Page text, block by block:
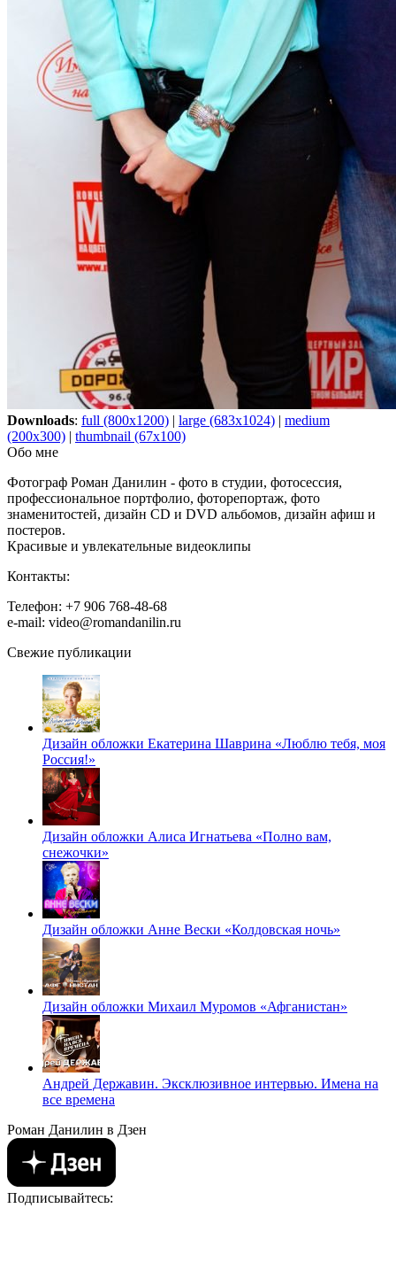
Downloads: full (800x1200) | large (683x1024) | medium
(200x300) | thumbnail (67x100)
Обо мне
Фотограф Роман Данилин - фото в студии, фотосессия,
профессиональное портфолио, фоторепортаж, фото
знаменитостей, дизайн CD и DVD альбомов, дизайн афиш и
постеров.
Красивые и увлекательные видеоклипы
Контакты:
Телефон: +7 906 768-48-68
e-mail: video@romandanilin.ru
Свежие публикации
Дизайн обложки Екатерина Шаврина «Люблю тебя, моя
Россия!»
Дизайн обложки Алиса Игнатьева «Полно вам,
снежочки»
Дизайн обложки Анне Вески «Колдовская ночь»
Дизайн обложки Михаил Муромов «Афганистан»
Андрей Державин. Эксклюзивное интервью. Имена на
все времена
Роман Данилин в Дзен
Подписывайтесь: